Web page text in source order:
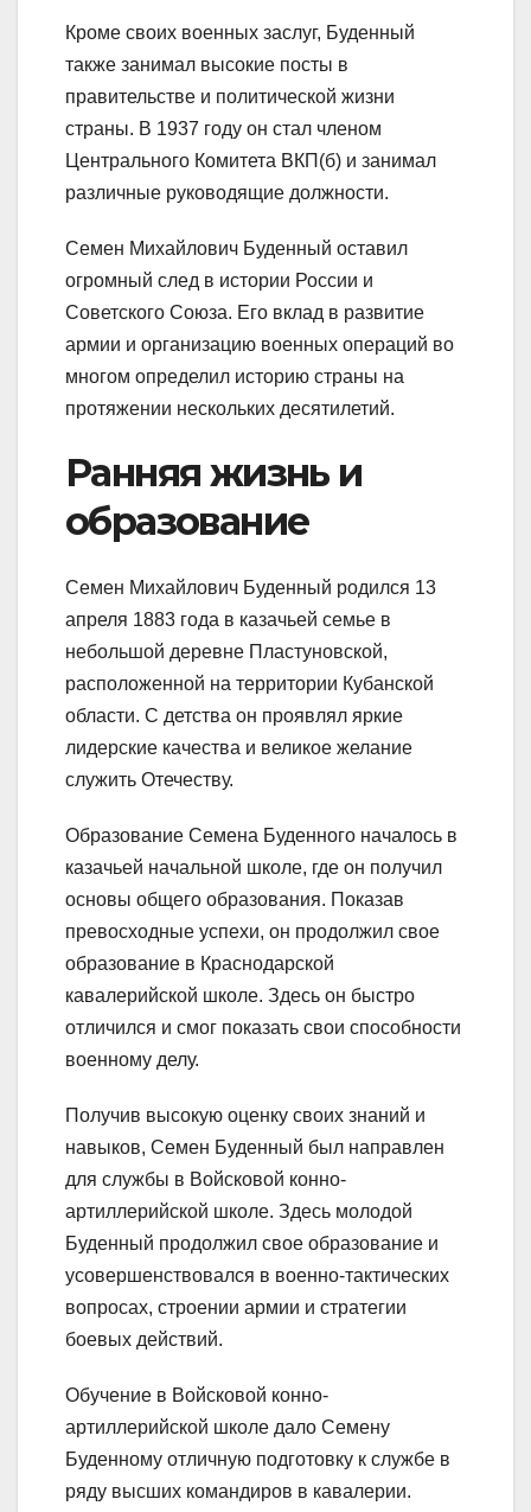
Кроме своих военных заслуг, Буденный
также занимал высокие посты в
правительстве и политической жизни
страны. В 1937 году он стал членом
Центрального Комитета ВКП(б) и занимал
различные руководящие должности.
Семен Михайлович Буденный оставил
огромный след в истории России и
Советского Союза. Его вклад в развитие
армии и организацию военных операций во
многом определил историю страны на
протяжении нескольких десятилетий.
Ранняя жизнь и
образование
Семен Михайлович Буденный родился 13
апреля 1883 года в казачьей семье в
небольшой деревне Пластуновской,
расположенной на территории Кубанской
области. С детства он проявлял яркие
лидерские качества и великое желание
служить Отечеству.
Образование Семена Буденного началось в
казачьей начальной школе, где он получил
основы общего образования. Показав
превосходные успехи, он продолжил свое
образование в Краснодарской
кавалерийской школе. Здесь он быстро
отличился и смог показать свои способности
военному делу.
Получив высокую оценку своих знаний и
навыков, Семен Буденный был направлен
для службы в Войсковой конно-
артиллерийской школе. Здесь молодой
Буденный продолжил свое образование и
усовершенствовался в военно-тактических
вопросах, строении армии и стратегии
боевых действий.
Обучение в Войсковой конно-
артиллерийской школе дало Семену
Буденному отличную подготовку к службе в
ряду высших командиров в кавалерии.